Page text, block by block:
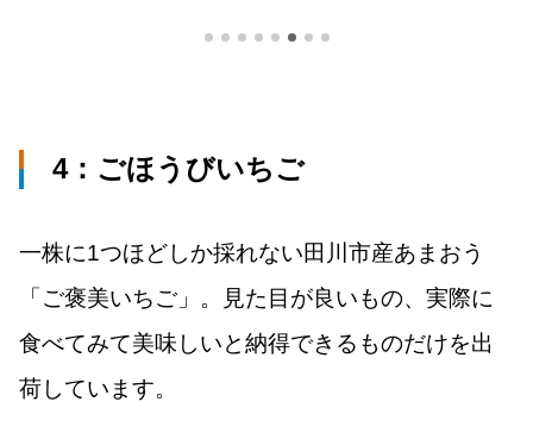
4：ごほうびいちご
一株に1つほどしか採れない田川市産あまおう
「ご褒美いちご」。見た目が良いもの、実際に
食べてみて美味しいと納得できるものだけを出
荷しています。